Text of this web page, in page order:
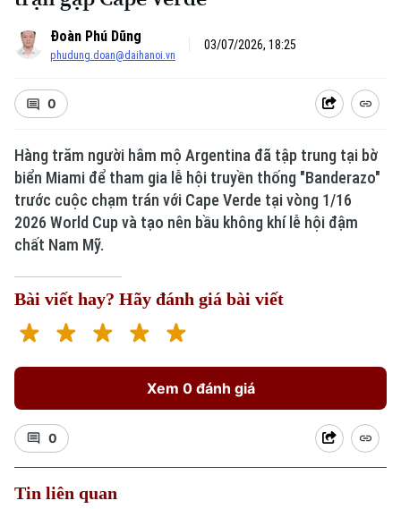
Đoàn Phú Dũng
phudung.doan@daihanoi.vn
03/07/2026, 18:25
0
Hàng trăm người hâm mộ Argentina đã tập trung tại bờ
biển Miami để tham gia lễ hội truyền thống "Banderazo"
trước cuộc chạm trán với Cape Verde tại vòng 1/16
2026 World Cup và tạo nên bầu không khí lễ hội đậm
chất Nam Mỹ.
Bài viết hay? Hãy đánh giá bài viết
Xem 0 đánh giá
0
Tin liên quan